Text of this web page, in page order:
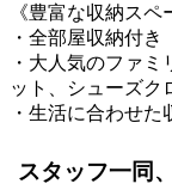
《豊富な収納スペ
・全部屋収納付き
・大人気のファ
ット、シューズク
・生活に合わせた
スタッフ一同